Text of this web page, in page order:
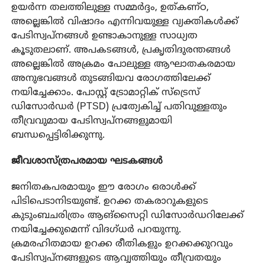
ഉയർന്ന തലത്തിലുള്ള സമ്മർദ്ദം, ഉത്കണ്ഠ,
അല്ലെങ്കിൽ വിഷാദം എന്നിവയുള്ള വ്യക്തികൾക്ക്
പേടിസ്വപ്നങ്ങൾ ഉണ്ടാകാനുള്ള സാധ്യത
കൂടുതലാണ്. അപകടങ്ങൾ, പ്രകൃതിദുരന്തങ്ങൾ
അല്ലെങ്കിൽ അക്രമം പോലുള്ള ആഘാതകരമായ
അനുഭവങ്ങൾ തുടങ്ങിയവ രോഗത്തിലേക്ക്
നയിച്ചേക്കാം. പോസ്റ്റ് ട്രോമാറ്റിക് സ്ട്രെസ്
ഡിസോർഡർ (PTSD) പ്രത്യേകിച്ച് പതിവുള്ളതും
തീവ്രവുമായ പേടിസ്വപ്നങ്ങളുമായി
ബന്ധപ്പെട്ടിരിക്കുന്നു.
ജീവശാസ്ത്രപരമായ ഘടകങ്ങൾ
ജനിതകപരമായും ഈ രോഗം ഒരാൾക്ക്
പിടിപെടാനിടയുണ്ട്. ഉറക്ക തകരാറുകളുടെ
കുടുംബചരിത്രം ആങ്സൈറ്റി ഡിസോർഡറിലേക്ക്
നയിച്ചേക്കുമെന്ന് വിദഗ്ധർ പറയുന്നു.
ക്രമരഹിതമായ ഉറക്ക രീതികളും ഉറക്കക്കുറവും
പേടിസ്വപ്നങ്ങളുടെ ആവൃത്തിയും തീവ്രതയും